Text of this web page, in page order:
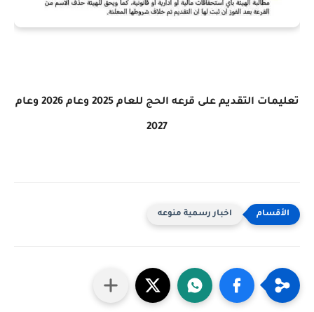
تعليمات التقديم على قرعه الحج للعام 2025 وعام 2026 وعام
2027
اخبار رسمية منوعه